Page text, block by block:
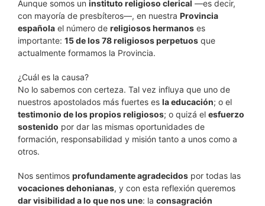
Aunque somos un instituto religioso clerical —es decir,
con mayoría de presbíteros—, en nuestra Provincia
española el número de religiosos hermanos es
importante: 15 de los 78 religiosos perpetuos que
actualmente formamos la Provincia.
¿Cuál es la causa?
No lo sabemos con certeza. Tal vez influya que uno de
nuestros apostolados más fuertes es la educación; o el
testimonio de los propios religiosos; o quizá el esfuerzo
sostenido por dar las mismas oportunidades de
formación, responsabilidad y misión tanto a unos como a
otros.
Nos sentimos profundamente agradecidos por todas las
vocaciones dehonianas, y con esta reflexión queremos
dar visibilidad a lo que nos une: la consagración